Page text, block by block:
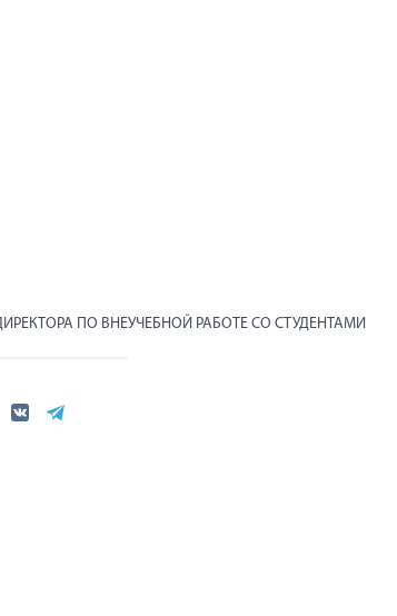
ПО ВНЕУЧЕБНОЙ РАБОТЕ СО СТУДЕНТАМИ